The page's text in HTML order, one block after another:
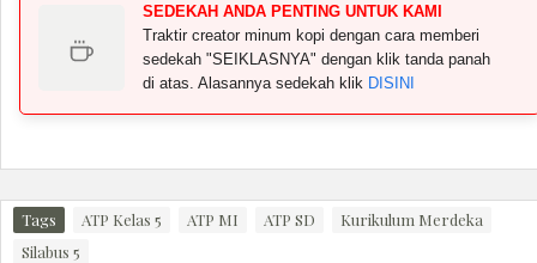
SEDEKAH ANDA PENTING UNTUK KAMI
Traktir creator minum kopi dengan cara memberi
sedekah "SEIKLASNYA" dengan klik tanda panah
di atas. Alasannya sedekah klik DISINI
Tags ATP Kelas 5 ATP MI ATP SD
Kurikulum Merdeka
Silabus 5